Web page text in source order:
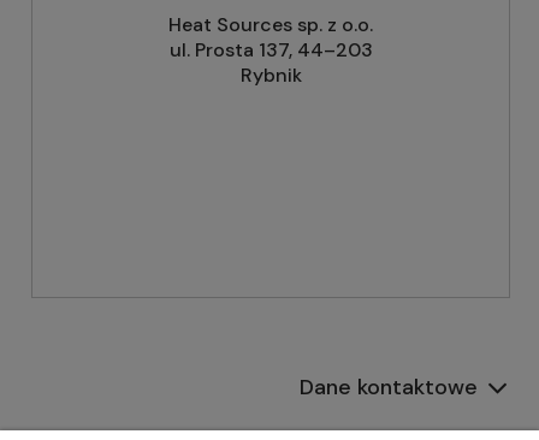
Heat Sources sp. z o.o.
ul. Prosta 137, 44–203
Rybnik
Dane kontaktowe